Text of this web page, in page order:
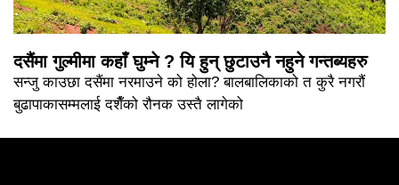
दसैंमा गुल्मीमा कहाँ घुम्ने ? यि हुन् छुटाउनै नहुने गन्तब्यहरु
सन्जु काउछा दसैंमा नरमाउने को होला? बालबालिकाको त कुरै नगरौं
बुढापाकासम्मलाई दशैँको रौनक उस्तै लागेको